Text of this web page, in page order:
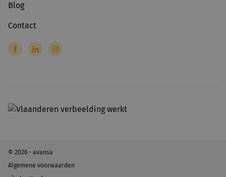
Blog
Contact
© 2026 - avansa
Algemene voorwaarden